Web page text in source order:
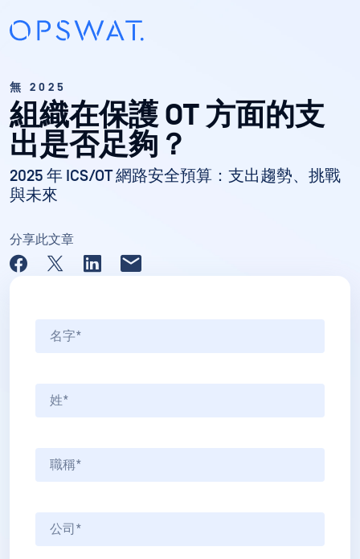
無 2025
組織在保護 OT 方面的支
出是否足夠？
2025 年 ICS/OT 網路安全預算：支出趨勢、挑戰
與未來
分享此文章